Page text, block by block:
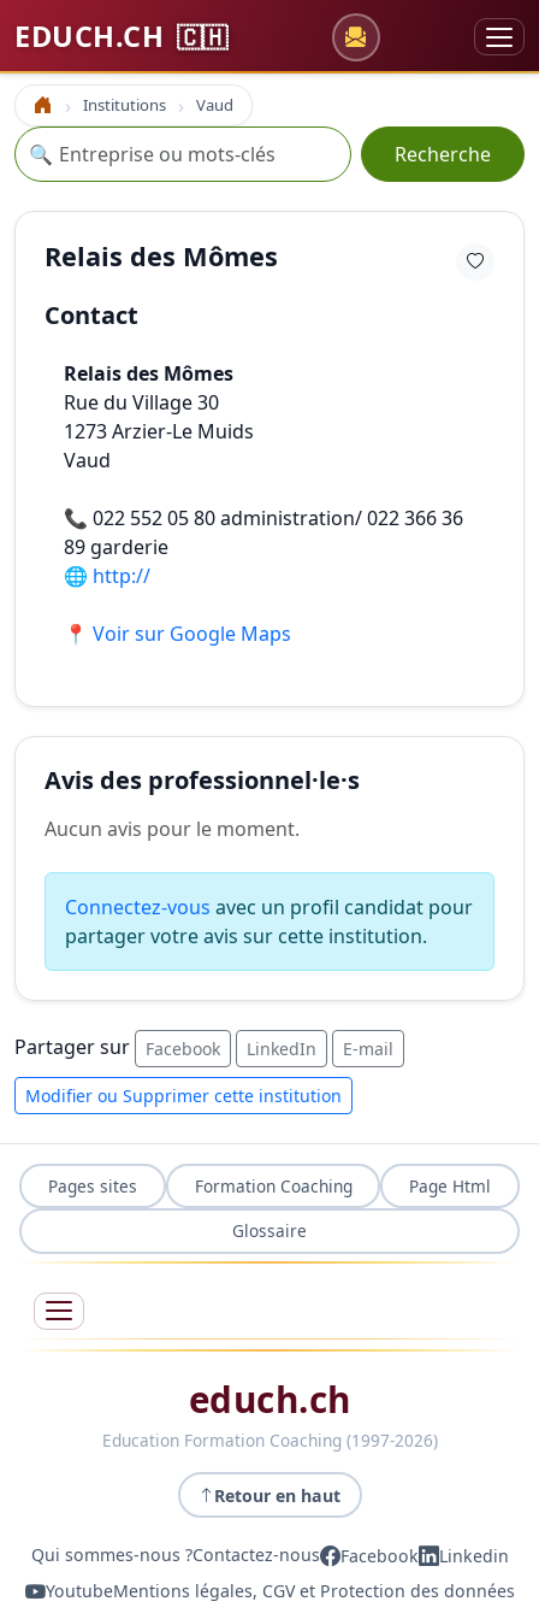
EDUCH.CH 🇨🇭
Accueil Institutions Vaud
Recherche
🔍 Recherche
Relais des Mômes
Contact
Relais des Mômes
Rue du Village 30
1273Arzier-Le Muids
Vaud
📞 022 552 05 80 administration/ 022 366 36
89 garderie
🌐 http://
📍 Voir sur Google Maps
Avis des professionnel·le·s
Aucun avis pour le moment.
Connectez-vous avec un profil candidat pour
partager votre avis sur cette institution.
Partager sur Facebook LinkedIn E-mail
Modifier ou Supprimer cette institution
Pages sites Formation Coaching
Page Html
Glossaire
educh.ch
Education Formation Coaching (1997-2026)
Retour en haut
Qui sommes-nous ?Contactez-nous Facebook
Linkedin
YoutubeMentions légales, CGV et Protection des données